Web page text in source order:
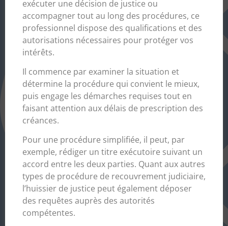
exécuter une décision de justice ou
accompagner tout au long des procédures, ce
professionnel dispose des qualifications et des
autorisations nécessaires pour protéger vos
intérêts.
Il commence par examiner la situation et
détermine la procédure qui convient le mieux,
puis engage les démarches requises tout en
faisant attention aux délais de prescription des
créances.
Pour une procédure simplifiée, il peut, par
exemple, rédiger un titre exécutoire suivant un
accord entre les deux parties. Quant aux autres
types de procédure de recouvrement judiciaire,
l’huissier de justice peut également déposer
des requêtes auprès des autorités
compétentes.